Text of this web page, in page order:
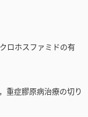
ロホスファミドの有
重症膠原病治療の切り